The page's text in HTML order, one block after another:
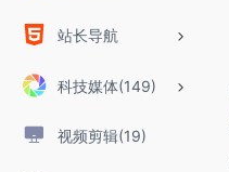
站长导航
科技媒体(149)
视频剪辑(19)